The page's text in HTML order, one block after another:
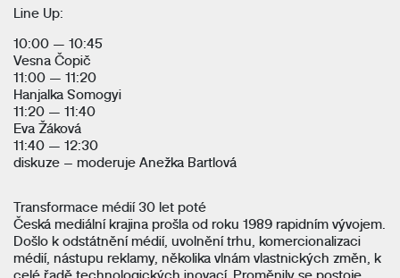
Line Up:
10:00 — 10:45
Vesna Čopič
11:00 — 11:20
Hanjalka Somogyi
11:20 — 11:40
Eva Žáková
11:40 — 12:30
diskuze – moderuje Anežka Bartlová
Transformace médií 30 let poté
Česká mediální krajina prošla od roku 1989 rapidním vývojem.
Došlo k odstátnění médií, uvolnění trhu, komercionalizaci
médií, nástupu reklamy, několika vlnám vlastnických změn, k
celé řadě technologických inovací. Proměnily se postoje